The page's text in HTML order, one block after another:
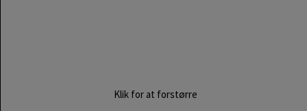
Klik for at forstørre